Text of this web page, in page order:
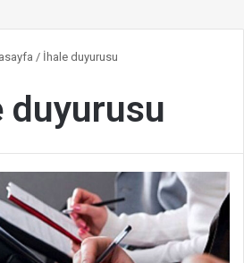
/ İhale duyurusu
duyurusu